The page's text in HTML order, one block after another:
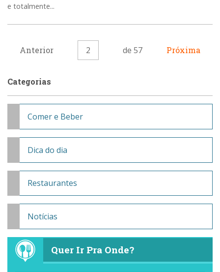
e totalmente...
Anterior 2 de 57 Próxima
Categorias
Comer e Beber
Dica do dia
Restaurantes
Notícias
Quer Ir Pra Onde?